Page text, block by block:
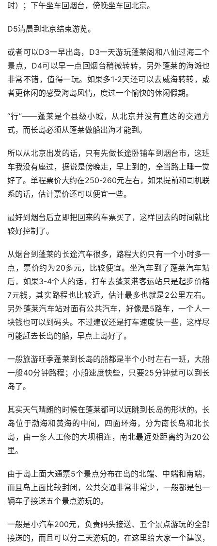
时）；下午坐车回烟台，傍晚坐车回北京。
D5清晨到北京结束游览。
或者可以D3一早出岛，D3一天游玩蓬莱阁和八仙过海二个
景点，D4可以早一点回烟台稍微转转，另外蓬莱的海滩也
非常不错，值得一玩。如果多1-2天还可以去威海转转，或
者更休闲的感受海岛风情，度过一个愉快的休闲假期。
“行”——蓬莱是个县级小城，从北京并没有直达的交通方
式，而长岛必须从蓬莱做船出海才能到。
所以从北京出发的话，只有先做长途卧铺车到烟台市，这班
车我没有座过，据说是傍晚走，早上到的，全当路上睡一觉
好了。单程票价大约在250-260元左右，如果提前和司机联
系的话，估计票价还可以便宜一些。
最好到烟台后立即把回来的车票买了，这样回去的时间就比
较好控制了。
从烟台到蓬莱的长途汽车很多，路程大约只有一个小时多一
点，票价约为20多元，比较便宜。坐汽车到了蓬莱汽车站
后，如果3-4个人的话，打车去蓬莱港客运站只是起步价格
7元钱，其实路程也比较近，估计最多也就是2公里左右。
另外蓬莱汽车站对面有公共汽车，好像是5路车，一个人一
块钱也可以到码头。不过建议还是打车速度快一些，这样尽
可能赶去长岛的船，早点上岛好了。
一般旅游旺季蓬莱到长岛的船都是半个小时左右一班，大船
一般40分钟路程；小船速度快些，只要25分钟就可以到长
岛了。
其实天气晴朗的时候在蓬莱都可以远眺到长岛的形状的。长
岛位于渤海和黄海的中间，四面环海，分为南长岛和北长
岛，由一条人工修的大坝相连，南北最远处距离约为20公
里。
由于岛上面大通票5个景点分布在岛的北端、中端和南端，
而且岛上面比较封闭，公共交通非常非常少，一般都是包一
辆车子接送五个景点游玩的。
一般是小汽车200元，负责码头接送、五个景点游玩的全部
接送的，而且可以分二天游玩的。在这里给大家一个建议，